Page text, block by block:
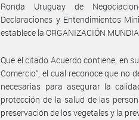
Ronda Uruguay de
Declaraciones y Entendimientos
establece la ORGANIZACIÓN
Que el citado Acuerdo contiene, en
Comercio”, el cual reconoce que no
necesarias para asegurar la
protección de la salud de las
preservación de los vegetales y la